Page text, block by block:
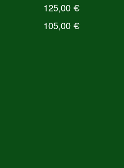
125,00 €
105,00 €